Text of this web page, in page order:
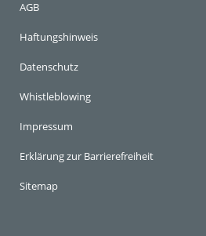
AGB
Haftungshinweis
Datenschutz
Whistleblowing
Impressum
Erklärung zur Barrierefreiheit
Sitemap